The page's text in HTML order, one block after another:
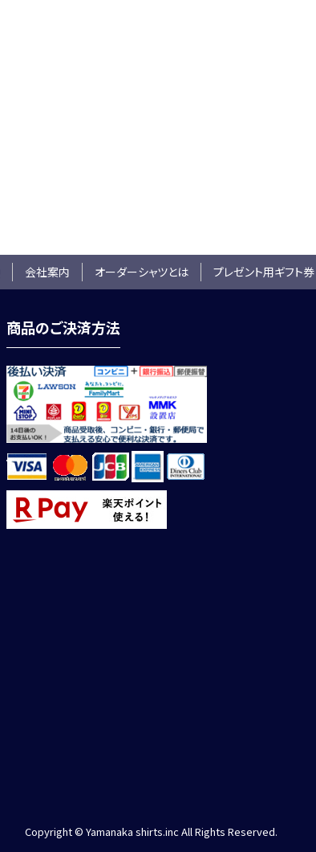
会社案内 オーダーシャツとは プレゼント用ギフト券
商品のご決済方法
Copyright © Yamanaka shirts.inc All Rights Reserved.